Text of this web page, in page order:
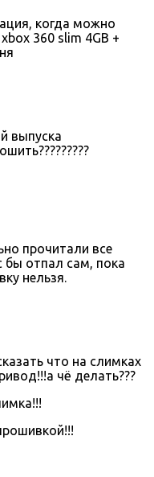
когда можно
360 slim 4GB +
выпуска
прочитали все
бы отпал сам, пока
нельзя.
что на слимках
чё делать???